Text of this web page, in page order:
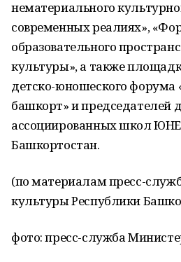
нематериального
современных реалиях»,
образовательного
культуры», а также
детско-юношеского
башкорт» и председателей
ассоциированных школ
Башкортостан.
(по материалам пресс-
культуры Республики
фото: пресс-служба